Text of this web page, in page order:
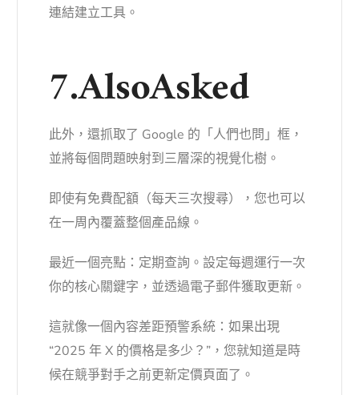
連結建立工具。
7.AlsoAsked
此外，還抓取了 Google 的「人們也問」框，
並將每個問題映射到三層深的視覺化樹。
即使有免費配額（每天三次搜尋），您也可以
在一周內覆蓋整個產品線。
最近一個亮點：定期查詢。設定每週運行一次
你的核心關鍵字，並透過電子郵件獲取更新。
這就像一個內容差距預警系統：如果出現
“2025 年 X 的價格是多少？”，您就知道是時
候在競爭對手之前更新定價頁面了。